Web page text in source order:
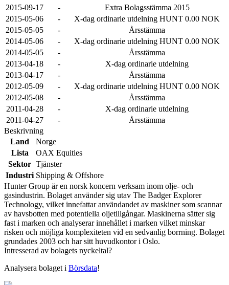
2015-09-17
-
Extra Bolagsstämma 2015
2015-05-06
-
X-dag ordinarie utdelning HUNT 0.00 NOK
2015-05-05
-
Årsstämma
2014-05-06
-
X-dag ordinarie utdelning HUNT 0.00 NOK
2014-05-05
-
Årsstämma
2013-04-18
-
X-dag ordinarie utdelning
2013-04-17
-
Årsstämma
2012-05-09
-
X-dag ordinarie utdelning HUNT 0.00 NOK
2012-05-08
-
Årsstämma
2011-04-28
-
X-dag ordinarie utdelning
2011-04-27
-
Årsstämma
Beskrivning
Land
Norge
Lista
OAX Equities
Sektor Tjänster
Industri Shipping & Offshore
Hunter Group är en norsk koncern verksam inom olje- och
gasindustrin. Bolaget använder sig utav The Badger Explorer
Technology, vilket innefattar användandet av maskiner som scannar
av havsbotten med potentiella oljetillgångar. Maskinerna sätter sig
fast i marken och analyserar innehållet i marken vilket minskar
risken och möjliga komplexiteten vid en sedvanlig borrning. Bolaget
grundades 2003 och har sitt huvudkontor i Oslo.
Intresserad av bolagets nyckeltal?
Analysera bolaget i Börsdata!